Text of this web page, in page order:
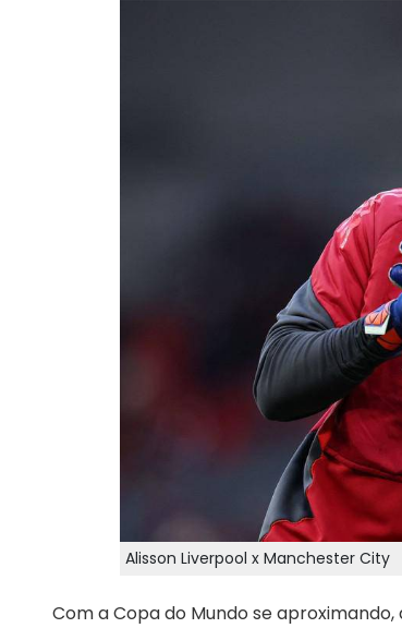
Alisson Liverpool x Manchester City
Com a Copa do Mundo se